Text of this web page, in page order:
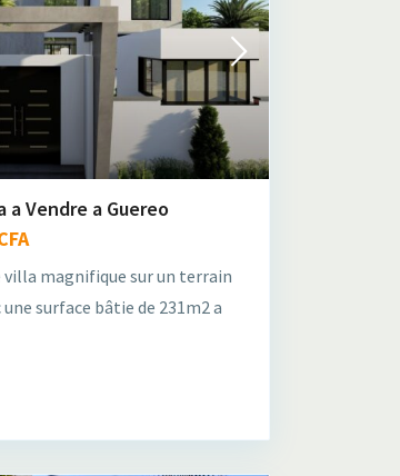
a Vendre a Guereo
villa magnifique sur un terrain
une surface bâtie de 231m2 a